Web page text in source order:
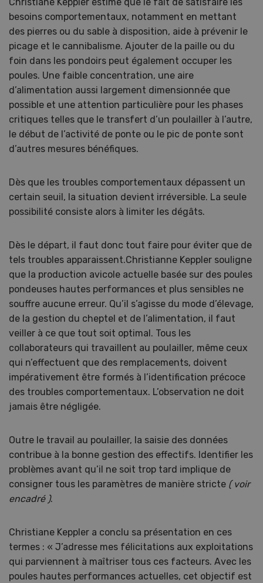
besoins comportementaux, notamment en mettant
des pierres ou du sable à disposition, aide à prévenir le
picage et le cannibalisme. Ajouter de la paille ou du
foin dans les pondoirs peut également occuper les
poules. Une faible concentration, une aire
d’alimentation aussi largement dimensionnée que
possible et une attention particulière pour les phases
critiques telles que le transfert d’un poulailler à l’autre,
le début de l’activité de ponte ou le pic de ponte sont
d’autres mesures bénéfiques.
Dès que les troubles comportementaux dépassent un
certain seuil, la situation devient irréversible. La seule
possibilité consiste alors à limiter les dégâts.
Dès le départ, il faut donc tout faire pour éviter que de
tels troubles apparaissent.Christianne Keppler souligne
que la production avicole actuelle basée sur des poules
pondeuses hautes performances et plus sensibles ne
souffre aucune erreur. Qu’il s’agisse du mode d’élevage,
de la gestion du cheptel et de l’alimentation, il faut
veiller à ce que tout soit optimal. Tous les
collaborateurs qui travaillent au poulailler, même ceux
qui n’effectuent que des remplacements, doivent
impérativement être formés à l’identification précoce
des troubles comportementaux. L’observation ne doit
jamais être négligée.
Outre le travail au poulailler, la saisie des données
contribue à la bonne gestion des effectifs. Identifier les
problèmes avant qu’il ne soit trop tard implique de
consigner tous les paramètres de manière stricte ( voir
encadré ).
Christiane Keppler a conclu sa présentation en ces
termes : « J’adresse mes félicitations aux exploitations
qui parviennent à maîtriser tous ces facteurs. Avec les
poules hautes performances actuelles, cet objectif est